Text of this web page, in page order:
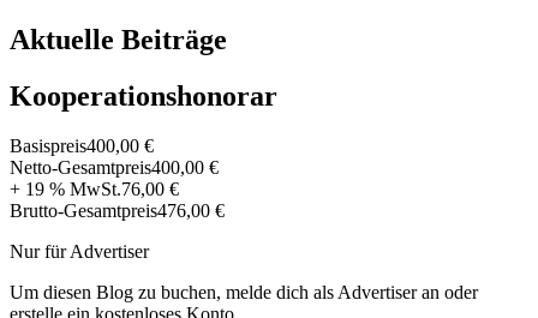
Aktuelle Beiträge
Kooperationshonorar
Basispreis400,00 €
Netto-Gesamtpreis400,00 €
+ 19 % MwSt.76,00 €
Brutto-Gesamtpreis476,00 €
Nur für Advertiser
Um diesen Blog zu buchen, melde dich als Advertiser an oder